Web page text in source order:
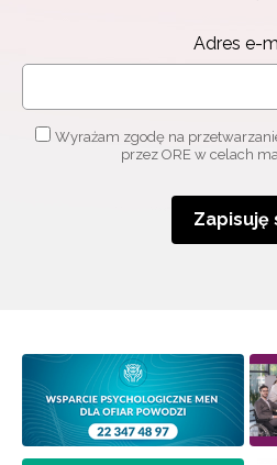
Adres e-
Wyrażam zgodę na
przez ORE w celach
Zapisuję
Newsletter ORE
Zapisz się i bądź na bieżąco
o szkoleniach i programach.
Wyrażam zgodę na
osobowych przez ORE w celach
Zapisuję się